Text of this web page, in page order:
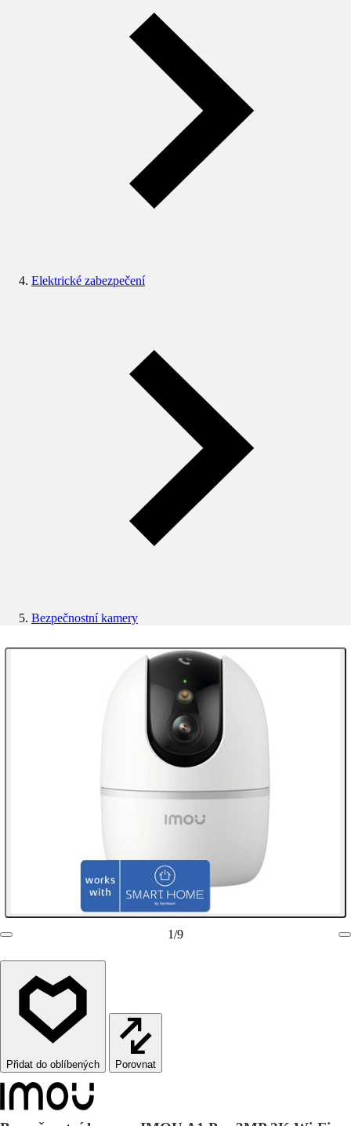
Elektrické zabezpečení
Bezpečnostní kamery
1/9
Porovnat